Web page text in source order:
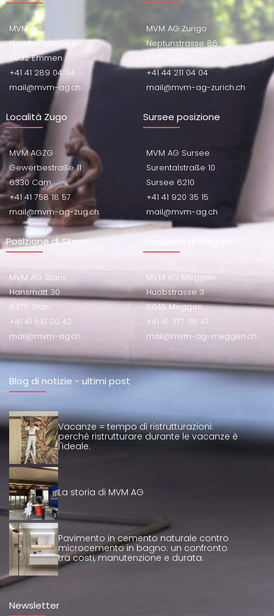
MVM AG
Kirchfeldstraße 44
6032 Emmen
+41 41 289 04 04
mail@mvm-ag.ch
MVM AG Zurigo
Neptunstrasse 86
+41 44 211 04 04
mail@mvm-ag-zurich.ch
Località Zugo
MVM AGZG
Gewerbestraße 11
6330 Cam
+41 41 758 18 57
mail@mvm-ag-zug.ch
Sursee posizione
MVM AG Sursee
Surentalstraße 10
Sursee 6210
+41 41 920 35 15
mail@mvm-ag.ch
Posizione di Stans
MVM AG Stans
Hansmatt 30
6370 Stan
+41 41 610 00 42
mail@mvm-ag.ch
MVM AG Meggen
Huobstrasse 3
6045 Meggen
+41 41 377 36 47
mail@mvm-ag-meggen.ch
Blog di notizie - ultimi post
Vacanze = tempo di ristrutturazioni:
perché ristrutturare durante le vacanze è
l'ideale.
La storia di MVM AG
Pavimento in cemento naturale contro
microcemento in bagno: un confronto
tra costi, manutenzione e durata.
Newsletter